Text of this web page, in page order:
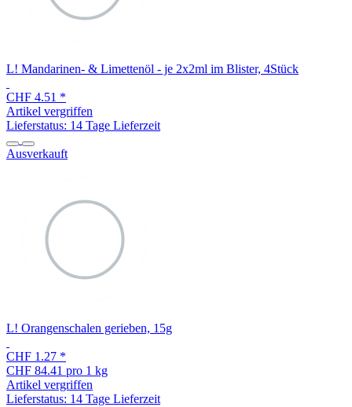
L! Mandarinen- & Limettenöl - je 2x2ml im Blister, 4Stück
CHF 4.51 *
Artikel vergriffen
Lieferstatus: 14 Tage Lieferzeit
Ausverkauft
L! Orangenschalen gerieben, 15g
CHF 1.27 *
CHF 84.41 pro 1 kg
Artikel vergriffen
Lieferstatus: 14 Tage Lieferzeit